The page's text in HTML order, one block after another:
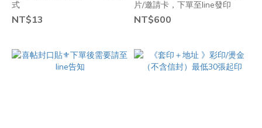
式
NT$13
片/邀請卡，下單至line發印
NT$600